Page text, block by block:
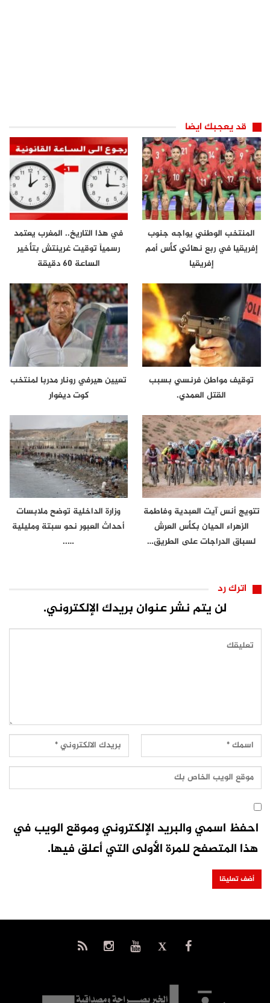
قد يعجبك ايضا
المنتخب الوطني يواجه جنوب
إفريقيا في ربع نهائي كأس أمم
إفريقيا
في هذا التاريخ.. المغرب يعتمد
رسمياً توقيت غرينتش بتأخير
الساعة 60 دقيقة
توقيف مواطن فرنسي بسبب
القتل العمدي.
تعيين هيرفي رونار مدربا لمنتخب
كوت ديفوار
تتويج أنس آيت العبدية وفاطمة
الزهراء الحيان بكأس العرش
لسباق الدراجات على الطريق…
وزارة الداخلية توضح ملابسات
أحداث العبور نحو سبتة ومليلية
…..
اترك رد
لن يتم نشر عنوان بريدك الإلكتروني.
احفظ اسمي والبريد الإلكتروني وموقع الويب في
هذا المتصفح للمرة الأولى التي أعلق فيها.